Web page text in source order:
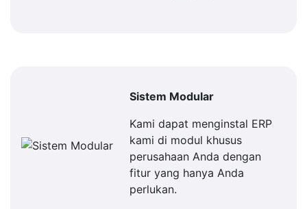
Sistem Modular
Kami dapat menginstal ERP
kami di modul khusus
perusahaan Anda dengan
fitur yang hanya Anda
perlukan.